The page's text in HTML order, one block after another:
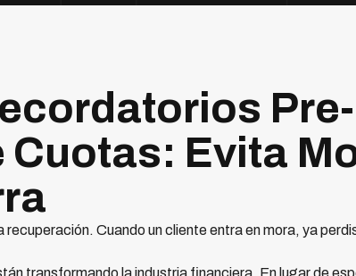
Pre-
Evita
Cuando un cliente entra en mora, ya
transformando la industria financiera. En lugar de